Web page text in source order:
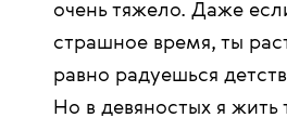
очень тяжело. Даже
страшное время, ты
равно радуешься
Но в девяностых я жить